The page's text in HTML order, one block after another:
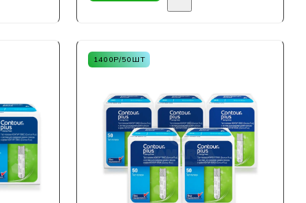
1400Р/50ШТ